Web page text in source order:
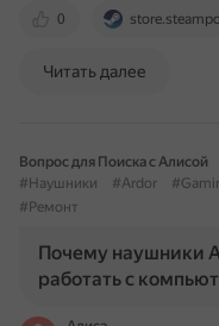
0
Читать далее
Вопрос для Поиска с Алисой
#Наушники
#Ardor
#Ремонт
Почему наушники
работать с